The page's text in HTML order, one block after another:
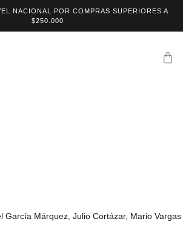
NACIONAL POR COMPRAS SUPERIORES A
$250.000
García Márquez Julio Cortázar, Mario Vargas